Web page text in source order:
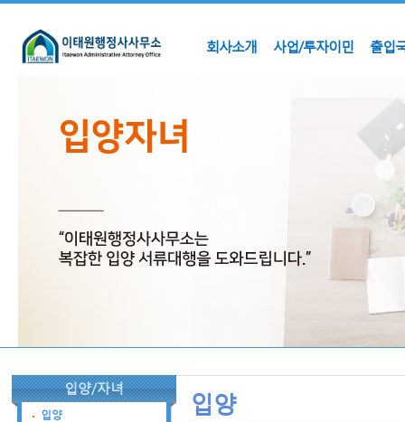
회사소개 사업/투자이민 출입
입양/자녀
입양
입양